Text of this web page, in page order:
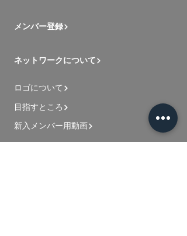
メンバー登録
ネットワークについて
ロゴについて
目指すところ
新入メンバー用動画